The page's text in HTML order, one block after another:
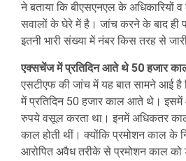
ने बताया कि बीएसएनएल के अधिकारियों व
सवालों के घेरे में है। जांच करने के बाद
इतनी भारी संख्या में नंबर किस तरह से
एक्सचेंज में प्रतिदिन आते थे 50 हजार
एसटीएफ की जांच में यह बात सामने आई
में प्रतिदिन 50 हजार काल आते थे। इसमें
रुपये वसूल करता था। इनमें अधिकतर
काल होती थीं। क्योंकि प्रमोशन काल के
आरोपित अवैध तरीके से प्रमोशन काल को